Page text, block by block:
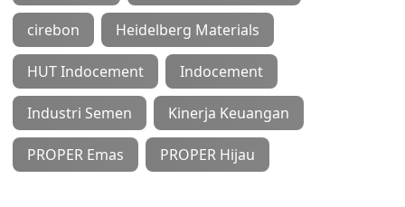
cirebon Heidelberg Materials
HUT Indocement Indocement
Industri Semen Kinerja Keuangan
PROPER Emas PROPER Hijau